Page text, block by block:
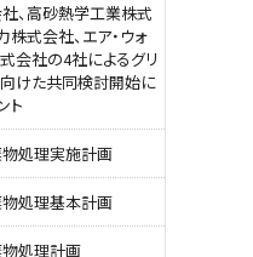
、高砂熱学工業株式
式会社、エア・ウォ
会社の4社によるグリ
けた共同検討開始に
ト
処理実施計画
処理基本計画
処理計画